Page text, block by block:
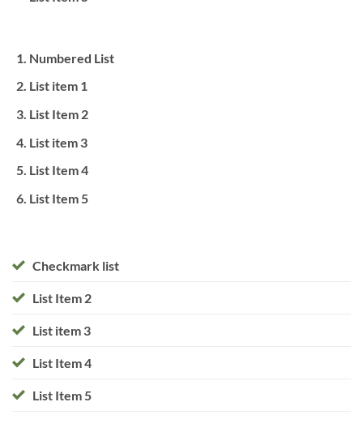
Numbered List
List item 1
List Item 2
List item 3
List Item 4
List Item 5
Checkmark list
List Item 2
List item 3
List Item 4
List Item 5